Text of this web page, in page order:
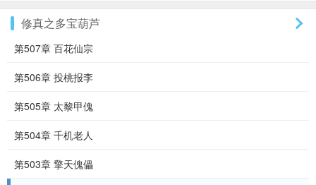
修真之多宝葫芦
第507章 百花仙宗
第506章 投桃报李
第505章 太黎甲傀
第504章 千机老人
第503章 擎天傀儡